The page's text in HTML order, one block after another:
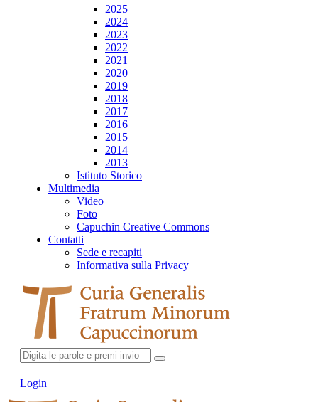
2025
2024
2023
2022
2021
2020
2019
2018
2017
2016
2015
2014
2013
Istituto Storico
Multimedia
Video
Foto
Capuchin Creative Commons
Contatti
Sede e recapiti
Informativa sulla Privacy
Login